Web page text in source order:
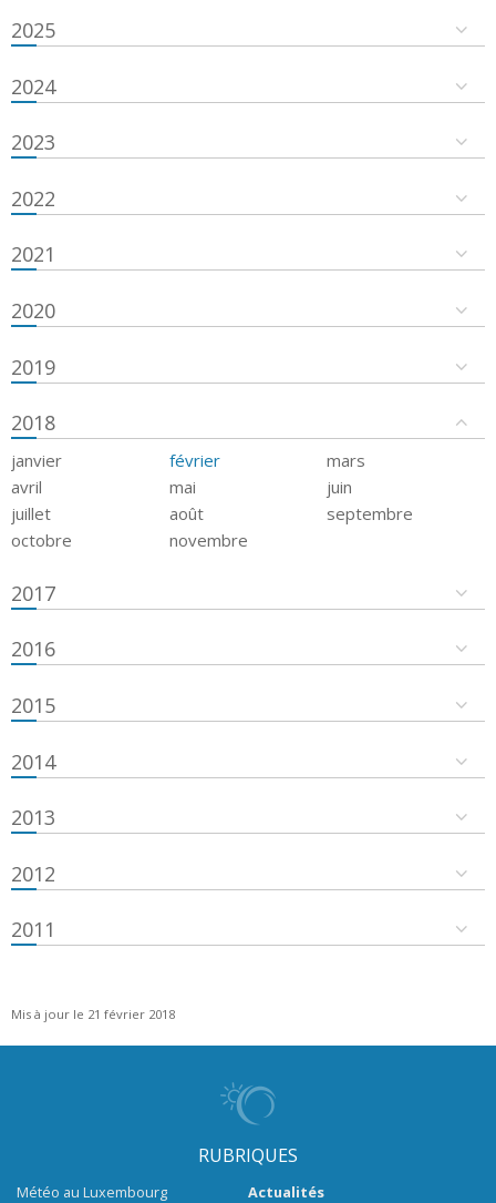
2025
2024
2023
2022
2021
2020
2019
2018
janvier février
mars
avril
mai
juin
juillet
août
septembre
octobre
novembre
2017
2016
2015
2014
2013
2012
2011
Mis à jour le 21 février 2018
RUBRIQUES
Météo au Luxembourg
Actualités